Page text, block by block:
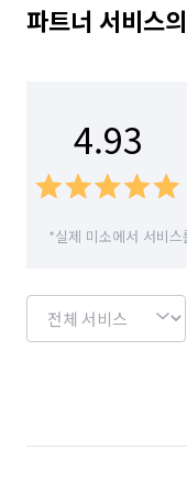
파트너 서비스
4.93
*실제 미소에서 서비